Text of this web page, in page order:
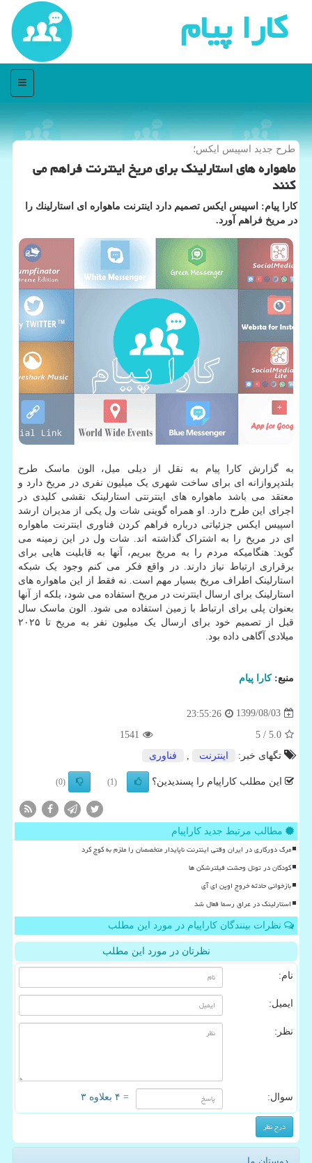
كارا پیام
منو
طرح جدید اسپیس ایكس؛
ماهواره های استارلینك برای مریخ اینترنت فراهم می
كنند
كارا پیام: اسپیس ایكس تصمیم دارد اینترنت ماهواره ای استارلینك را
در مریخ فراهم آورد.
به گزارش کارا پیام به نقل از دیلی میل، الون ماسک طرح
بلندپروازانه ای برای ساخت شهری یک میلیون نفری در مریخ دارد و
معتقد می باشد ماهواره های اینترنتی استارلینک نقشی کلیدی در
اجرای این طرح دارد. او همراه گوینی شات ول یکی از مدیران ارشد
اسپیس ایکس جزئیاتی درباره فراهم کردن فناوری اینترنت ماهواره
ای در مریخ را به اشتراک گذاشته اند. شات ول در این زمینه می
گوید: هنگامیکه مردم را به مریخ ببریم، آنها به قابلیت هایی برای
برقراری ارتباط نیاز دارند. در واقع فکر می کنم وجود یک شبکه
استارلینک اطراف مریخ بسیار مهم است. نه فقط از این ماهواره های
استارلینک برای ارسال اینترنت در مریخ استفاده می شود، بلکه از آنها
بعنوان پلی برای ارتباط با زمین استفاده می شود. الون ماسک سال
قبل از تصمیم خود برای ارسال یک میلیون نفر به مریخ تا ۲۰۲۵
میلادی آگاهی داده بود.
منبع:كارا پیام
1399/08/03
23:55:26
5.0
/ 5
1541
تگهای خبر:
اینترنت فناوری
این مطلب کاراپیام را پسندیدین؟ (1)
(0)
مطالب مرتبط جدید کاراپیام
مرگ دورکاری در ایران وقتی اینترنت ناپایدار متخصصان را ملزم به کوچ کرد
کودکان در تونل وحشت فیلترشکن ها
بازخوانی حادثه خروج اوپن ای آی
استارلینک در عراق رسما فعال شد
نظرات بینندگان کاراپیام در مورد این مطلب
نظرتان در مورد این مطلب
نام:
ایمیل:
نظر:
سوال: = ۴ بعلاوه ۳